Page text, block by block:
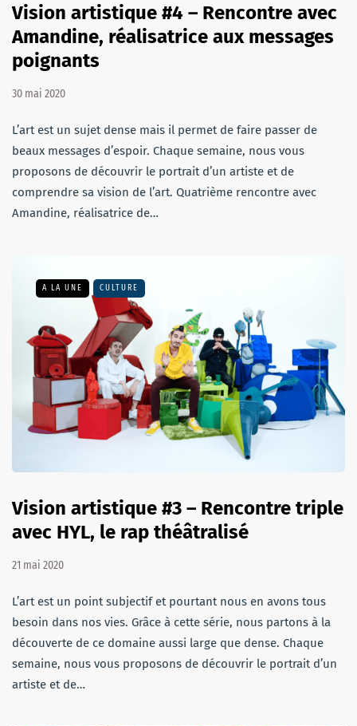
Vision artistique #4 – Rencontre avec
Amandine, réalisatrice aux messages
poignants
30 mai 2020
L’art est un sujet dense mais il permet de faire passer de
beaux messages d’espoir. Chaque semaine, nous vous
proposons de découvrir le portrait d’un artiste et de
comprendre sa vision de l’art. Quatrième rencontre avec
Amandine, réalisatrice de…
A LA UNE CULTURE
Vision artistique #3 – Rencontre triple
avec HYL, le rap théâtralisé
21 mai 2020
L’art est un point subjectif et pourtant nous en avons tous
besoin dans nos vies. Grâce à cette série, nous partons à la
découverte de ce domaine aussi large que dense. Chaque
semaine, nous vous proposons de découvrir le portrait d’un
artiste et de…